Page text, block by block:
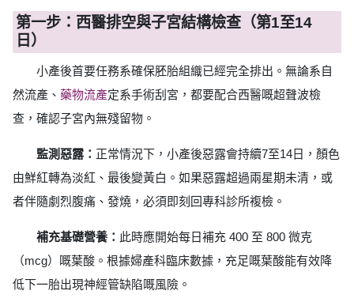
第一步：西醫排空與子宮結構檢查（第1至14
日）
小產後首要任務系確保胚胎組織已經完全排出。無論系自
然流產、 藥物流產定系手術刮宮，都要配合西醫嘅超聲波檢
查，確認子宮內無殘留物。
監測惡露： 正常情況下，小產後惡露會持續7至14日，顏色
由鮮紅轉為淡紅、最後變黃白。如果惡露超過兩星期未清，或
者伴隨劇烈腹痛、發燒，必須即刻回專科診所複檢。
補充基礎營養： 此時應開始每日補充 400 至 800 微克
（mcg）嘅葉酸。根據婦產科臨床數據，充足嘅葉酸能有效降
低下一胎出現神經管缺陷嘅風險。